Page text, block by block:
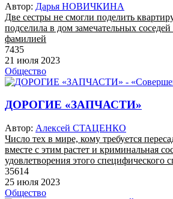
Автор: Дарья НОВИЧКИНА
Две сестры не смогли поделить
подселила в дом замечательных
фамилией
7435
21 июля 2023
Общество
ДОРОГИЕ «ЗАПЧАСТИ»
Автор: Алексей СТАЦЕНКО
Число тех в мире, кому требуется
вместе с этим растет и криминальная
удовлетворения этого специфического
35614
25 июля 2023
Общество